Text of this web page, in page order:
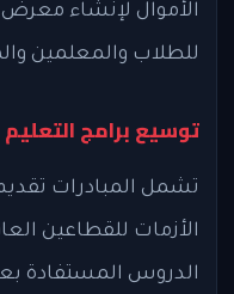
الأموال لإنشاء معرض
للطلاب والمعلمين
توسيع برامج
تشمل المبادرات
الأزمات للقطاعين